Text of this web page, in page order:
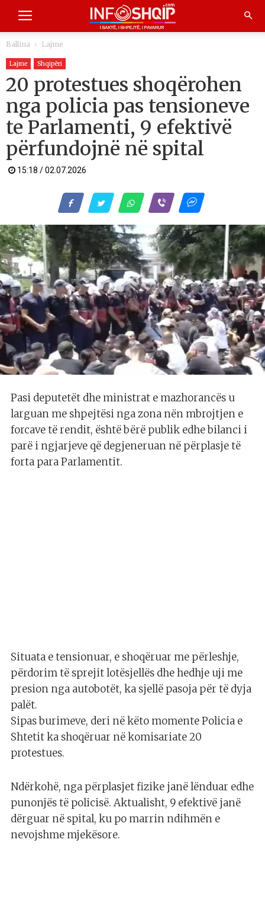
Ballina Lajme
Lajme Shqipëri
20 protestues shoqërohen
nga policia pas tensioneve
te Parlamenti, 9 efektivë
përfundojnë në spital
15:18 / 02.07.2026
Pasi deputetët dhe ministrat e mazhorancës u
larguan me shpejtësi nga zona nën mbrojtjen e
forcave të rendit, është bërë publik edhe bilanci i
parë i ngjarjeve që degjeneruan në përplasje të
forta para Parlamentit.
Situata e tensionuar, e shoqëruar me përleshje,
përdorim të sprejit lotësjellës dhe hedhje uji me
presion nga autobotët, ka sjellë pasoja për të dyja
palët.
Sipas burimeve, deri në këto momente Policia e
Shtetit ka shoqëruar në komisariate 20
protestues.
Ndërkohë, nga përplasjet fizike janë lënduar edhe
punonjës të policisë. Aktualisht, 9 efektivë janë
dërguar në spital, ku po marrin ndihmën e
nevojshme mjekësore.